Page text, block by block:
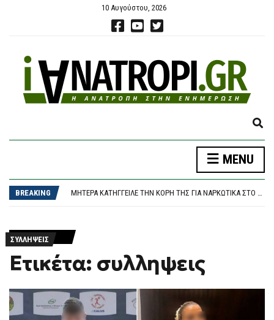
10 Αυγούστου, 2026
E
P
N
O
MENU
BREAKING
ΦΩΤΙΆ ΤΏΡΑ ΣΕ ΔΑΣΙΚΉ ΈΚΤΑΣΗ ΣΤΗΝ ΚΌΝΙΤΣΑ ΙΩΑΝΝΊΝΩΝ – ΣΗΚΏΘΗΚΕ ΕΛΙΚΌΠΤΕΡΟ
ΜΗΤΈΡΑ ΚΑΤΉΓΓΕΙΛΕ ΤΗΝ ΚΌΡΗ ΤΗΣ ΓΙΑ ΝΑΡΚΩΤΙΚΆ ΣΤΟ ΗΡΆΚΛΕΙΟ ΚΑΙ ΕΚΕΊΝΗ ΤΗ ΜΉΝΥΣΕ ΓΙΑ ΕΝΔΟΟΙΚΟΓΕΝΕΙΑΚΉ ΒΊΑ
ΦΩΤΙΆ ΣΤΟΝ ΚΟΥΒΑΡΆ: ΜΆΧΗ ΜΕ ΤΙΣ ΦΛΌΓΕΣ ΣΤΙΣ ΠΑΡΥΦΈΣ ΧΑΡΆΔΡΑΣ – ΖΗΜΙΈΣ ΣΕ ΠΟΙΜΝΙΟΣΤΆΣΙΟ ΚΑΙ ΠΤΗΝΟΤΡΟΦΙΚΉ ΜΟΝΆΔΑ
ΣΥΛΛΗΨΕΙΣ
Ετικέτα: συλληψεις